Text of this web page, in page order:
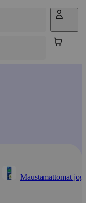
Maustamattomat